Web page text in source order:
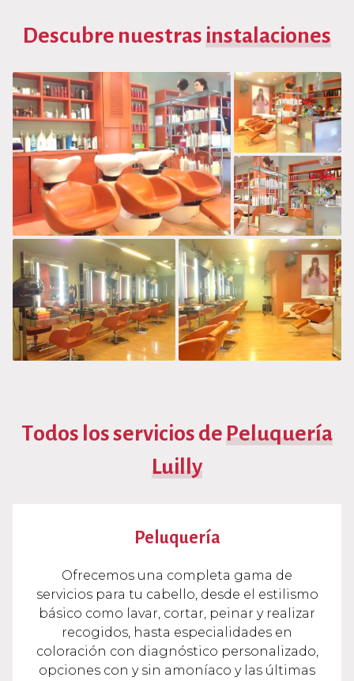
Descubre nuestrasinstalaciones
Todos los servicios dePeluquería
Luilly
Peluquería
Ofrecemos una completa gama de
servicios para tu cabello, desde el estilismo
básico como lavar, cortar, peinar y realizar
recogidos, hasta especialidades en
coloración con diagnóstico personalizado,
opciones con y sin amoníaco y las últimas